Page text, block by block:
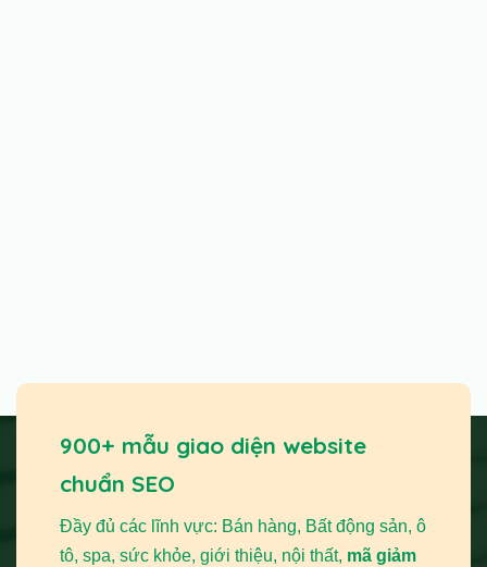
900+ mẫu giao diện website
chuẩn SEO
Đầy đủ các lĩnh vực: Bán hàng, Bất động sản, ô
tô, spa, sức khỏe, giới thiệu, nội thất, mã giảm